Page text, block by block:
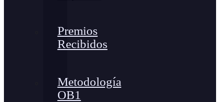
Premios
Recibidos
Metodología
OB1